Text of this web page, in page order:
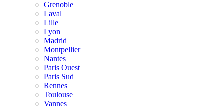
Grenoble
Laval
Lille
Lyon
Madrid
Montpellier
Nantes
Paris Ouest
Paris Sud
Rennes
Toulouse
Vannes